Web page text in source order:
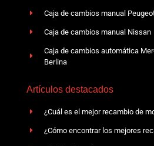
Caja de cambios manual
Caja de cambios manual Nissan
Caja de cambios automática
Berlina
Artículos destacados
¿Cuál es el mejor recambio de
¿Cómo encontrar los mejores